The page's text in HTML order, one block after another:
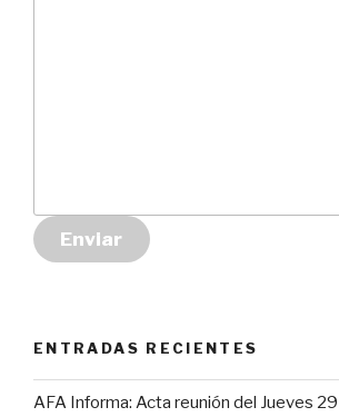
Enviar
ENTRADAS RECIENTES
AFA Informa: Acta reunión del Jueves